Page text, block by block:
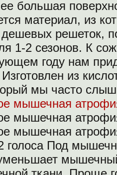
большая
материал, из
дешевых решеток,
1-2 сезонов. К
году нам
из
мы часто
мышечная
мышечная
мышечная
голоса Под